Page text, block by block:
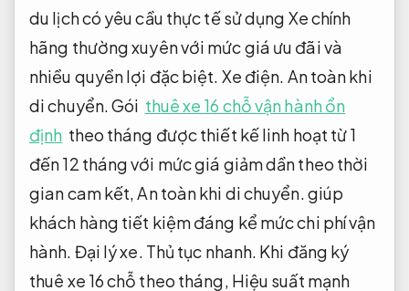
du lịch có yêu cầu thực tế sử dụng Xe chính
hãng thường xuyên với mức giá ưu đãi và
nhiều quyền lợi đặc biệt. Xe điện. An toàn khi
di chuyển.Gói thuê xe 16 chỗ vận hành ổn
định theo tháng được thiết kế linh hoạt từ 1
đến 12 tháng với mức giá giảm dần theo thời
gian cam kết,An toàn khi di chuyển.giúp
khách hàng tiết kiệm đáng kể mức chi phí vận
hành. Đại lý xe. Thủ tục nhanh. Khi đăng ký
thuê xe 16 chỗ theo tháng, Hiệu suất mạnh